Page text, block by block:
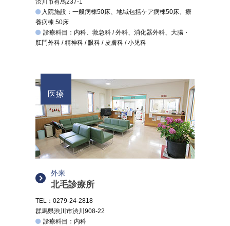
渋川市有馬237-1
入院施設：一般病棟50床、地域包括ケア病棟50床、療
養病棟 50床
診療科目：内科、救急科 / 外科、消化器外科、大腸・
肛門外科 / 精神科 / 眼科 / 皮膚科 / 小児科
医療
外来
北毛診療所
TEL：0279-24-2818
群馬県渋川市渋川908-22
診療科目：内科